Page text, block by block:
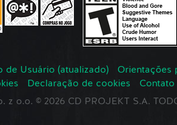
de Usuário (atualizado) Orientações
Declaração de cookies Contato
z o.o. © 2026 CD PROJEKT S.A.